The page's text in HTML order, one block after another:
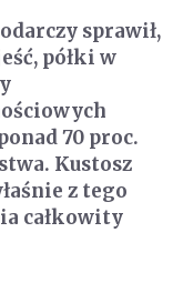
sprawił,
półki w
70 proc.
Kustosz
z tego
całkowity